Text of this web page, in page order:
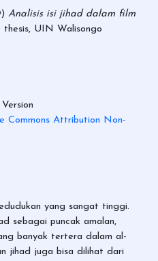
Analisis isi jihad dalam film
thesis, UIN Walisongo
Commons Attribution Non-
yang sangat tinggi.
sebagai puncak amalan,
banyak tertera dalam al-
jihad juga bisa dilihat dari